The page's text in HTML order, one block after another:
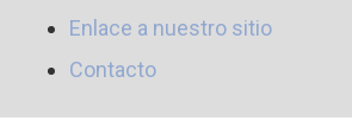
Enlace a nuestro sitio
Contacto